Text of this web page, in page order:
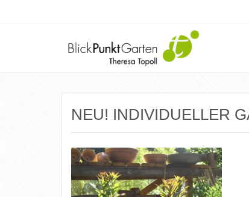
NEU! INDIVIDUELLER